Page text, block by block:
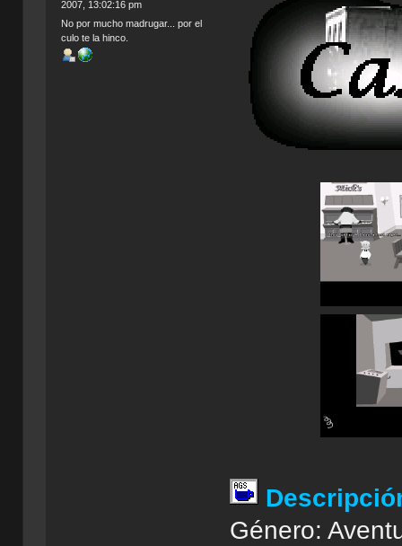
2007, 13:02:16 pm
No por mucho madrugar... por el
culo te la hinco.
Género: